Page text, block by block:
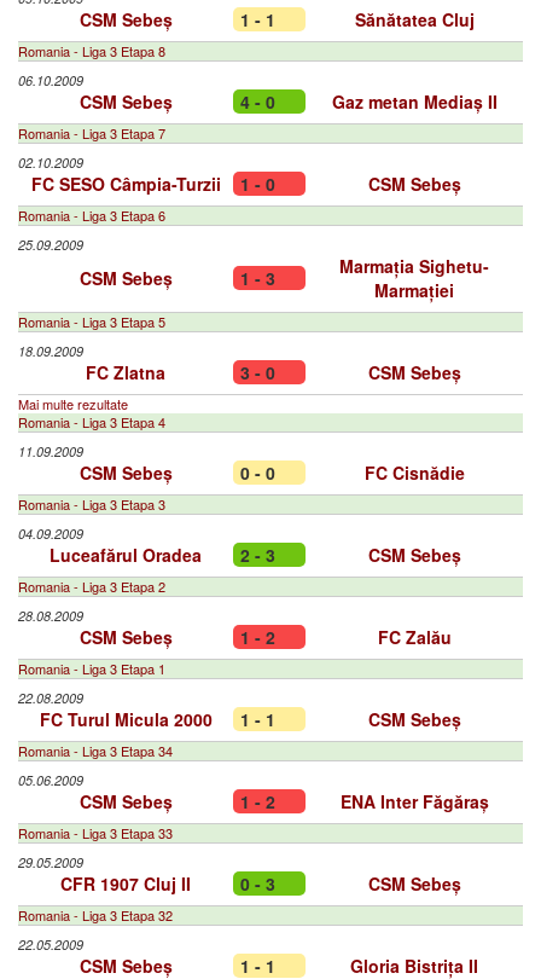
CSM Sebeș 1 - 1 Sănătatea Cluj
Romania - Liga 3 Etapa 8
06.10.2009
CSM Sebeș 4 - 0 Gaz metan Mediaș II
Romania - Liga 3 Etapa 7
02.10.2009
FC SESO Câmpia-Turzii 1 - 0 CSM Sebeș
Romania - Liga 3 Etapa 6
25.09.2009
CSM Sebeș 1 - 3
Marmația Sighetu-
Marmației
Romania - Liga 3 Etapa 5
18.09.2009
FC Zlatna 3 - 0 CSM Sebeș
Mai multe rezultate
Romania - Liga 3 Etapa 4
11.09.2009
CSM Sebeș 0 - 0 FC Cisnădie
Romania - Liga 3 Etapa 3
04.09.2009
Luceafărul Oradea 2 - 3 CSM Sebeș
Romania - Liga 3 Etapa 2
28.08.2009
CSM Sebeș 1 - 2 FC Zalău
Romania - Liga 3 Etapa 1
22.08.2009
FC Turul Micula 2000 1 - 1 CSM Sebeș
Romania - Liga 3 Etapa 34
05.06.2009
CSM Sebeș 1 - 2 ENA Inter Făgăraș
Romania - Liga 3 Etapa 33
29.05.2009
CFR 1907 Cluj II 0 - 3 CSM Sebeș
Romania - Liga 3 Etapa 32
22.05.2009
CSM Sebeș 1 - 1 Gloria Bistrița II